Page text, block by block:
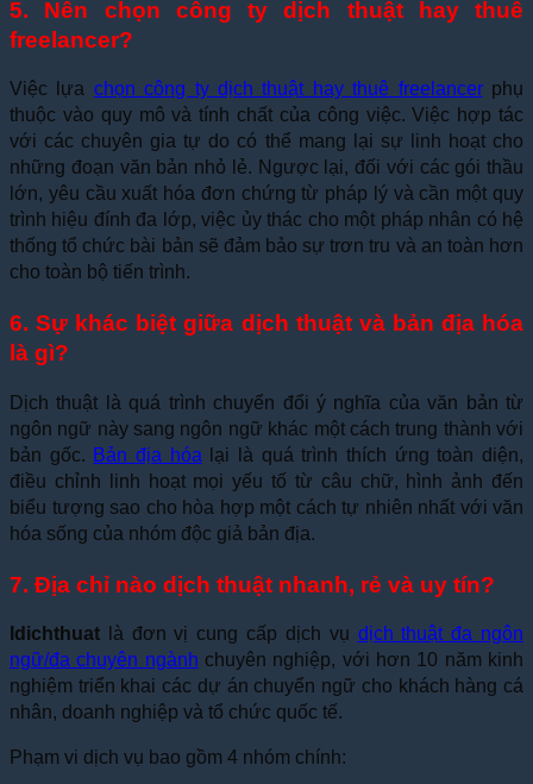
5. Nên chọn công ty dịch thuật hay thuê
freelancer?
Việc lựa chọn công ty dịch thuật hay thuê freelancerphụ
thuộc vào quy mô và tính chất của công việc. Việc hợp tác
với các chuyên gia tự do có thể mang lại sự linh hoạt cho
những đoạn văn bản nhỏ lẻ. Ngược lại, đối với các gói thầu
lớn, yêu cầu xuất hóa đơn chứng từ pháp lý và cần một quy
trình hiệu đính đa lớp, việc ủy thác cho một pháp nhân có hệ
thống tổ chức bài bản sẽ đảm bảo sự trơn tru và an toàn hơn
cho toàn bộ tiến trình.
6. Sự khác biệt giữa dịch thuật và bản địa hóa
là gì?
Dịch thuật là quá trình chuyển đổi ý nghĩa của văn bản từ
ngôn ngữ này sang ngôn ngữ khác một cách trung thành với
bản gốc. Bản địa hóa lại là quá trình thích ứng toàn diện,
điều chỉnh linh hoạt mọi yếu tố từ câu chữ, hình ảnh đến
biểu tượng sao cho hòa hợp một cách tự nhiên nhất với văn
hóa sống của nhóm độc giả bản địa.
7. Địa chỉ nào dịch thuật nhanh, rẻ và uy tín?
Idichthuat là đơn vị cung cấp dịch vụ dịch thuật đa ngôn
ngữ/đa chuyên ngành chuyên nghiệp, với hơn 10 năm kinh
nghiệm triển khai các dự án chuyển ngữ cho khách hàng cá
nhân, doanh nghiệp và tổ chức quốc tế.
Phạm vi dịch vụ bao gồm 4 nhóm chính: